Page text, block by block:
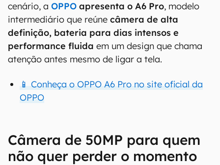
cenário, a OPPO apresenta o A6 Pro, modelo
intermediário que reúne câmera de alta
definição, bateria para dias intensos e
performance fluida em um design que chama
atenção antes mesmo de ligar a tela.
📱 Conheça o OPPO A6 Pro no site oficial da
OPPO
Câmera de 50MP para quem
não quer perder o momento